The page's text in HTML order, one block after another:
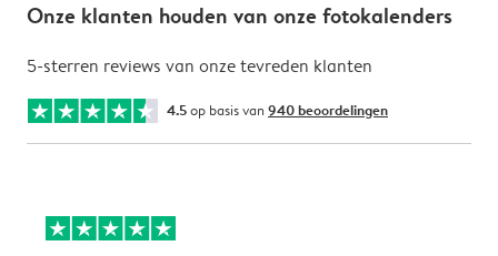
Onze klanten houden van onze fotokalenders
5-sterren reviews van onze tevreden klanten
4.5op basis van 940 beoordelingen